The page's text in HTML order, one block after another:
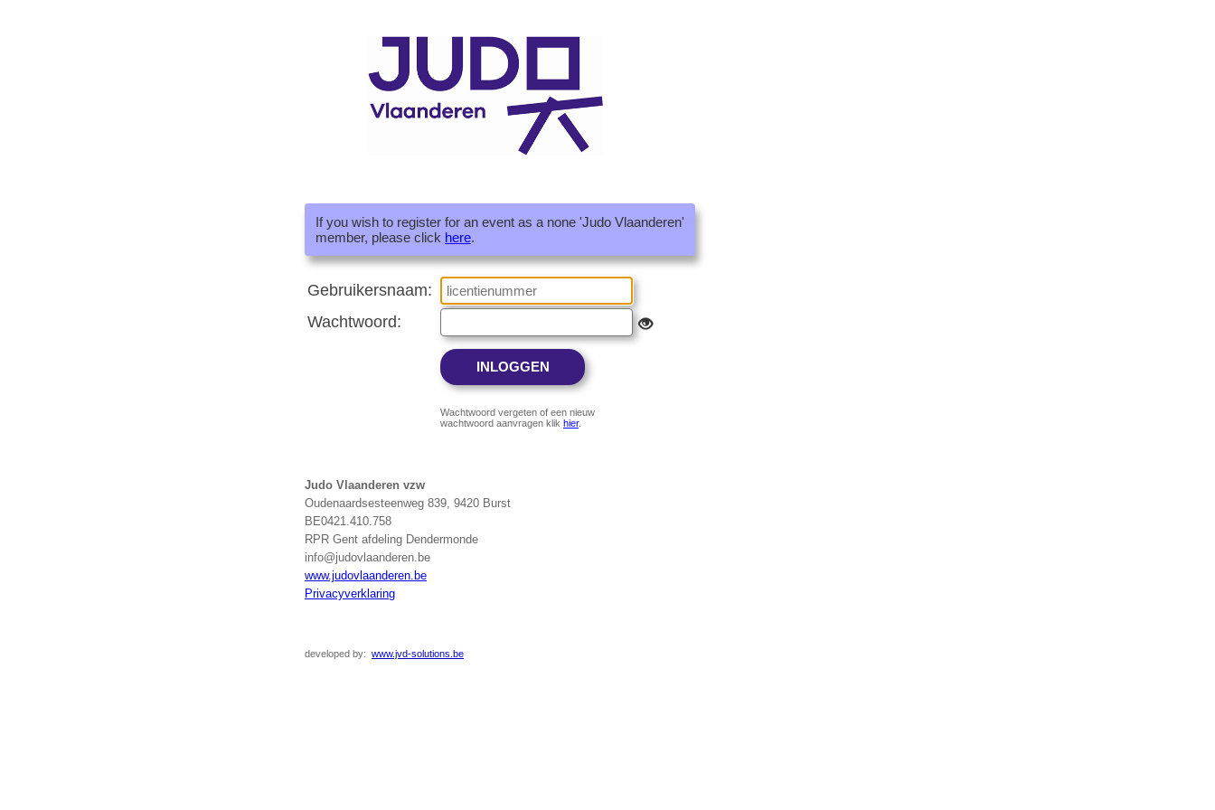
If you wish to register for an event as a none 'Judo Vlaanderen'
member, please click here.
Gebruikersnaam:
Wachtwoord:
Wachtwoord vergeten of een nieuw
wachtwoord aanvragen klik hier.
Judo Vlaanderen vzw
Oudenaardsesteenweg 839, 9420 Burst
BE0421.410.758
RPR Gent afdeling Dendermonde
info@judovlaanderen.be
www.judovlaanderen.be
Privacyverklaring
developed by: www.jvd-solutions.be